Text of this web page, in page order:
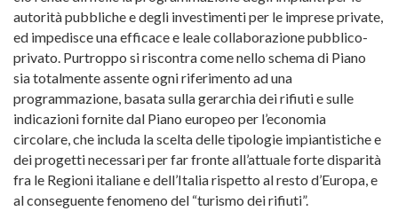
autorità pubbliche e degli investimenti per le imprese private,
ed impedisce una efficace e leale collaborazione pubblico-
privato. Purtroppo si riscontra come nello schema di Piano
sia totalmente assente ogni riferimento ad una
programmazione, basata sulla gerarchia dei rifiuti e sulle
indicazioni fornite dal Piano europeo per l’economia
circolare, che includa la scelta delle tipologie impiantistiche e
dei progetti necessari per far fronte all’attuale forte disparità
fra le Regioni italiane e dell’Italia rispetto al resto d’Europa, e
al conseguente fenomeno del “turismo dei rifiuti”.